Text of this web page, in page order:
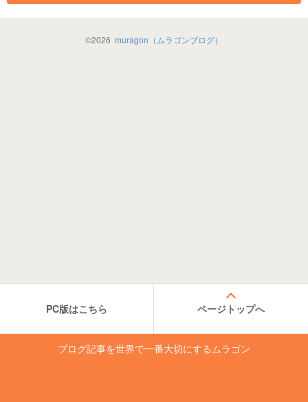
©2026 muragon（ムラゴンブログ）
PC版はこちら ページトップへ
ブログ記事を世界で一番大切にするムラゴン